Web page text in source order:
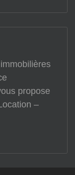
propose
–